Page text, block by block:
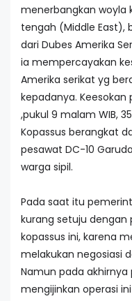
menerbangkan woyla
tengah (Middle East),
dari Dubes Amerika
ia mempercayakan
Amerika serikat yg
kepadanya. Keesokan
,pukul 9 malam WIB,
Kopassus berangkat
pesawat DC-10
warga sipil.
Pada saat itu
kurang setuju dengan
kopassus ini, karena
melakukan negosiasi
Namun pada
mengijinkan operasi